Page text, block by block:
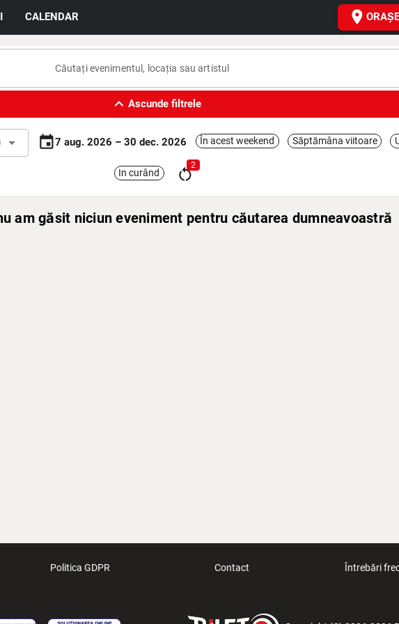
CALENDAR placeORAȘE
expand_lessAscunde filtrele
arrow_drop_down event7 aug. 2026 – 30 dec. 2026 În acest weekend Săptămâna viitoare
In curând restart_alt
2
am găsit niciun eveniment pentru căutarea dumneavoastră
Politica GDPR Contact Întrebări